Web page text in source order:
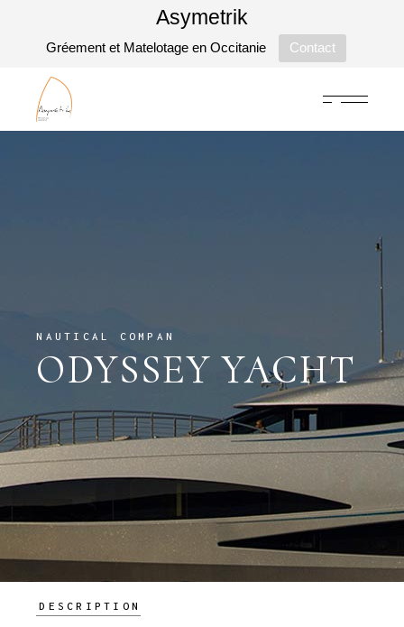
Asymetrik
Gréement et Matelotage en Occitanie Contact
NAUTICAL COMPAN
ODYSSEY YACHT
DESCRIPTION